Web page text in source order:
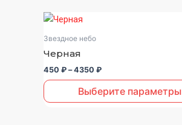
Звездное небо
Черная
450 ₽ – 4350 ₽
Выберите параметры
Этот
несколько
вариаций.
Опции
можно